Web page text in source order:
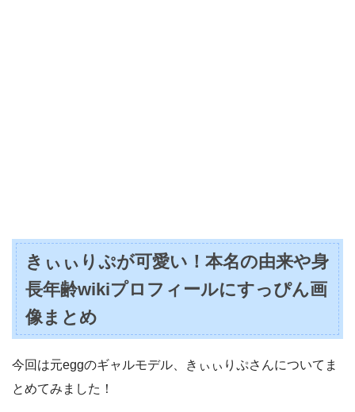
きぃぃりぷが可愛い！本名の由来や身
長年齢wikiプロフィールにすっぴん画
像まとめ
今回は元eggのギャルモデル、きぃぃりぷさんについてま
とめてみました！